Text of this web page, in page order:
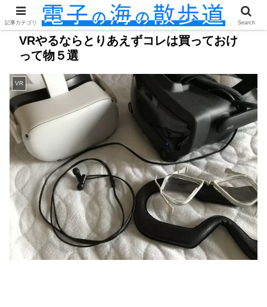
VRやるならとりあえずコレは買っておけ
って物５選
VR
記事カテゴリ Search